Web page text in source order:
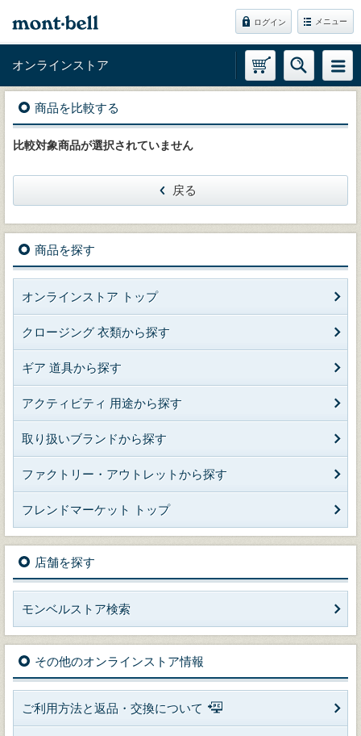
ログイン メニュー
オンラインストア
商品を比較する
比較対象商品が選択されていません
戻る
商品を探す
オンラインストア トップ
クロージング 衣類から探す
ギア 道具から探す
アクティビティ 用途から探す
取り扱いブランドから探す
ファクトリー・アウトレットから探す
フレンドマーケット トップ
店舗を探す
モンベルストア検索
その他のオンラインストア情報
ご利用方法と返品・交換について